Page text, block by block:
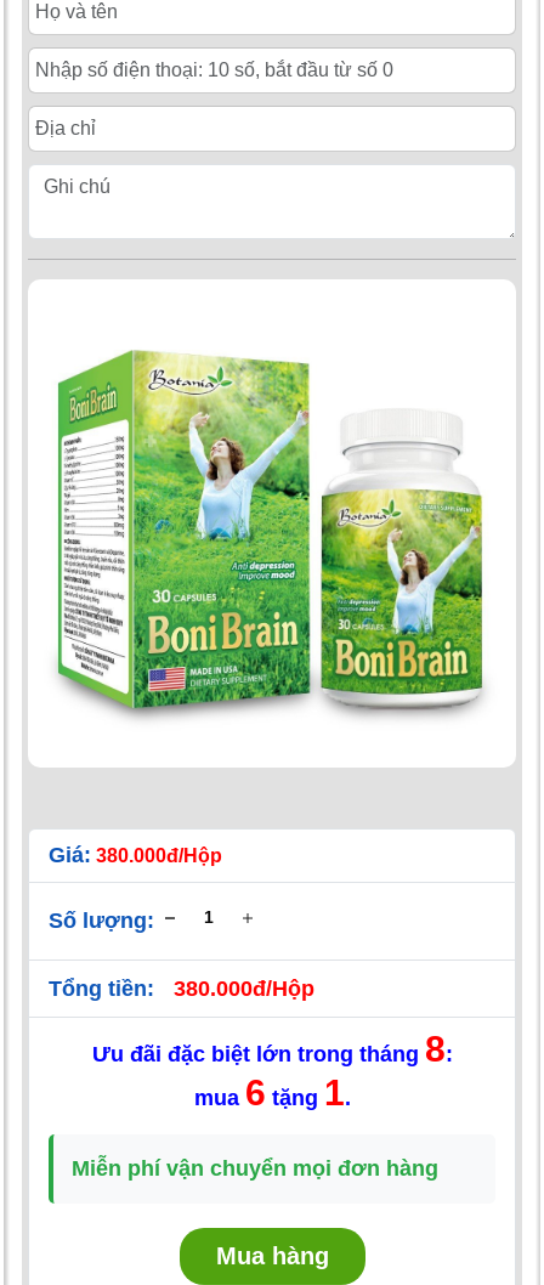
Giá: 380.000đ/Hộp
Số lượng:
Tổng tiền: 380.000đ/Hộp
Ưu đãi đặc biệt lớn trong tháng 8:
mua 6 tặng 1.
Miễn phí vận chuyển mọi đơn hàng
Mua hàng